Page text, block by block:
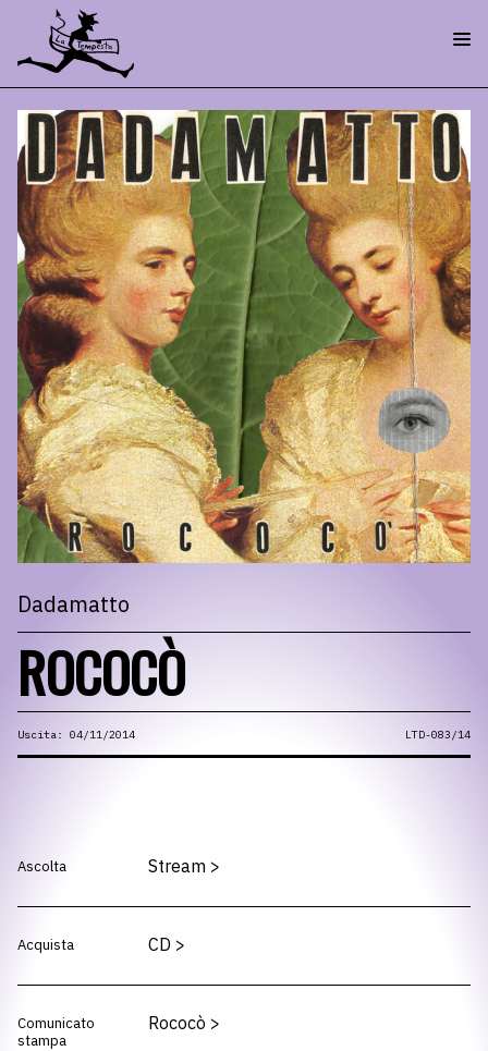
Dadamatto
ROCOCÒ
Uscita: 04/11/2014 LTD-083/14
Ascolta Stream >
Acquista CD >
Comunicato
stampa
Rococò >